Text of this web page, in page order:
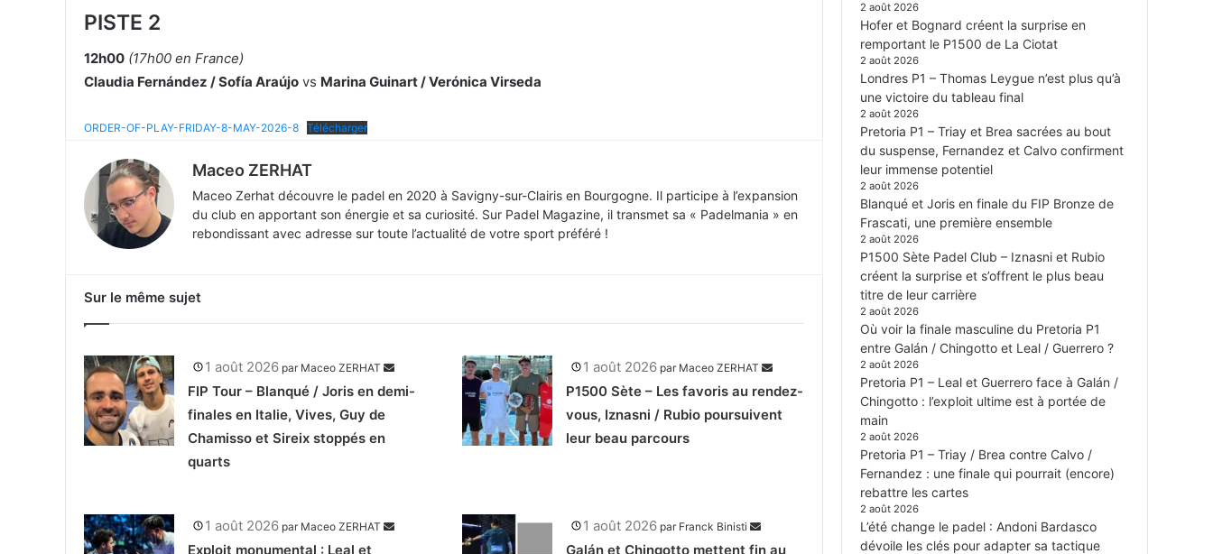
PISTE 2
12h00 (17h00 en France)
Claudia Fernández / Sofía Araújo vs Marina Guinart / Verónica Virseda
ORDER-OF-PLAY-FRIDAY-8-MAY-2026-8 Télécharger
Maceo ZERHAT
Maceo Zerhat découvre le padel en 2020 à Savigny-sur-Clairis en Bourgogne. Il participe à l’expansion
du club en apportant son énergie et sa curiosité. Sur Padel Magazine, il transmet sa « Padelmania » en
rebondissant avec adresse sur toute l’actualité de votre sport préféré !
Sur le même sujet
1 août 2026 par Maceo ZERHAT
FIP Tour – Blanqué / Joris en demi-
finales en Italie, Vives, Guy de
Chamisso et Sireix stoppés en
quarts
1 août 2026 par Maceo ZERHAT
P1500 Sète – Les favoris au rendez-
vous, Iznasni / Rubio poursuivent
leur beau parcours
1 août 2026 par Maceo ZERHAT
Exploit monumental : Leal et
1 août 2026 par Franck Binisti
Galán et Chingotto mettent fin au
2 août 2026
Hofer et Bognard créent la surprise en
remportant le P1500 de La Ciotat
2 août 2026
Londres P1 – Thomas Leygue n’est plus qu’à
une victoire du tableau final
2 août 2026
Pretoria P1 – Triay et Brea sacrées au bout
du suspense, Fernandez et Calvo confirment
leur immense potentiel
2 août 2026
Blanqué et Joris en finale du FIP Bronze de
Frascati, une première ensemble
2 août 2026
P1500 Sète Padel Club – Iznasni et Rubio
créent la surprise et s’offrent le plus beau
titre de leur carrière
2 août 2026
Où voir la finale masculine du Pretoria P1
entre Galán / Chingotto et Leal / Guerrero ?
2 août 2026
Pretoria P1 – Leal et Guerrero face à Galán /
Chingotto : l’exploit ultime est à portée de
main
2 août 2026
Pretoria P1 – Triay / Brea contre Calvo /
Fernandez : une finale qui pourrait (encore)
rebattre les cartes
2 août 2026
L’été change le padel : Andoni Bardasco
dévoile les clés pour adapter sa tactique